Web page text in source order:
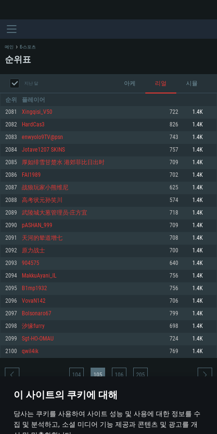
이 사이트의 쿠키에 대해
당사는 쿠키를 사용하여 사이트 성능 및 사용에 대한 정보를 수
집 및 분석하고, 소셜 미디어 기능 제공과 콘텐츠 및 광고를 개
최소사양
운영체제: Windows 10 (64 bit)
프로세서: 2.2 GHz 듀얼코어 이상
메모리: 4GB
그래픽 카드: DirectX 11 이상을 지원하는 AMD Radeon 77XX / NVIDIA
GeForce GT 660. 최소 사양 해상도: 720p
네트워크: 브로드밴드 인터넷
여유 저장 공간: 22.1 GB (최소 클라이언트)
권장 사양
570 혹은 그 이상
여유 저장 공간: 62.2 GB (전체 클라이언트)
최소사양
운영체제: Mac OS Big Sur 11.0
프로세서: 최소 2.2 GHz의 Core i5 (Intel Xeon 은 지원하지 않습니다)
메모리: 6 GB
그래픽 카드: Metal 을 지원하는 Intel Iris Pro 5200 (Mac), 혹은 이와 비슷한 성
능을 가지는 Mac 버전의 AMD/Nvidia. 최소 해상도: 720p
네트워크: 브로드밴드 인터넷
여유 저장 공간: 22.1 GB (최소 클라이언트)
권장 사양
네트워크: 브로드밴드 인터넷
여유 저장 공간: 62.2 GB (전체 클라이언트)
최소사양
운영체제: 64bit Linux 중 최신 버전
프로세서: 2.4 GHz 듀얼코어
메모리: 4 GB
그래픽 카드: Vulkan 을 지원하고, 최신 그래픽 드라이버를 지원하는 NVIDIA
660 (6개월 미만) 혹은 그와 동급의 성능을 가지며 최신 그래픽 드라이버를 지
원하는 AMD (6개월 미만; 최소사양 지원 해상도 720p)
네트워크: 브로드밴드 인터넷
여유 저장 공간: 22.1 GB (최소 클라이언트)
권장 사양
운영체제: Ubuntu 20.04 64bit
프로세서: Intel Core i7
메모리: 16 GB
그래픽 카드: Vulkan 을 지원하고, 최신 그래픽 드라이버를 지원하는 NVIDIA
1060 (6개월 미만) 혹은 그와 동급의 성능을 가지며 최신 그래픽 드라이버를
지원하는 AMD RX 570 (6개월 미만; 최소사양 지원 해상도 720p) 이상
여유 저장 공간: 62.2 GB (전체 클라이언트)
메인 E-스포츠
순위표
지난 달 아케 리얼 시뮬
순위 플레이어
2081 Xingqisi_V50 722 1.4K
2082 HardCas3 826 1.4K
2083 enwyolo9TV@psn 743 1.4K
2084 Jotave1207 SKINS 757 1.4K
2085 厚如绯雪甘楚水 港郊菲比日出时 709 1.4K
2086 FAI1989 702 1.4K
2087 战狼玩家小熊维尼 625 1.4K
2088 高考状元孙笑川 574 1.4K
2089 武陵城大葱管理员-庄方宜 718 1.4K
2090 pASHAN_999 709 1.4K
2091 天河的辇道增七 708 1.4K
2092 原力战士 700 1.4K
2093 904575 640 1.4K
2094 MakkuAyani_IL 756 1.4K
2095 B1mp1932 756 1.4K
2096 VovaN142 706 1.4K
2097 Bolsonaro67 799 1.4K
2098 汐缘furry 698 1.4K
2099 Sgt-HO-OMAU 724 1.4K
2100 qwil4ik 769 1.4K
* 순위표는 매일 1회 갱신됩니다
104 105 106 205